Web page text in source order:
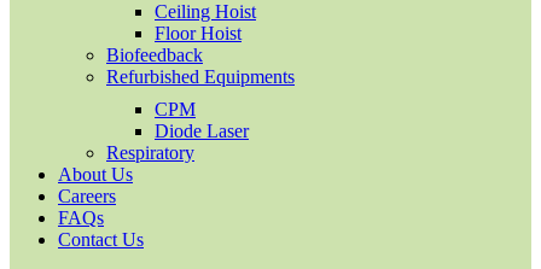
Ceiling Hoist
Floor Hoist
Biofeedback
Refurbished Equipments
CPM
Diode Laser
Respiratory
About Us
Careers
FAQs
Contact Us